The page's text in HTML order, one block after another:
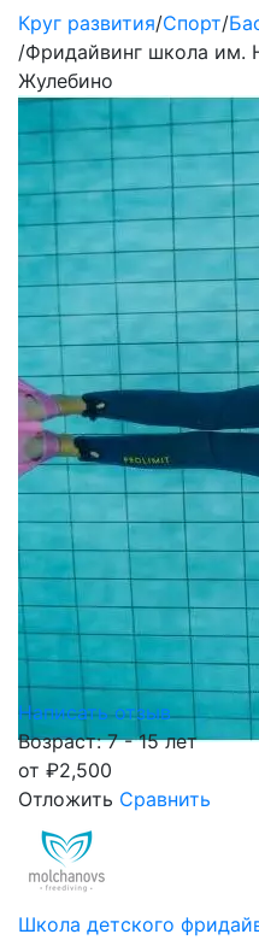
Круг развития/Спорт/
/Фридайвинг школа им.
Жулебино
Написать отзыв
Возраст: 7 - 15 лет
от ₽2,500
Отложить Сравнить
Школа детского